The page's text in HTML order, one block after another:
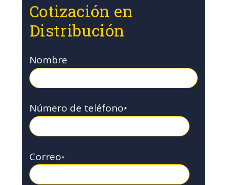
Cotización en
Distribución
Nombre
Número de teléfono*
Correo*